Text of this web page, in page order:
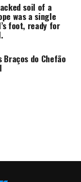
soil of a
was a single
foot, ready for
Braços do Chefão